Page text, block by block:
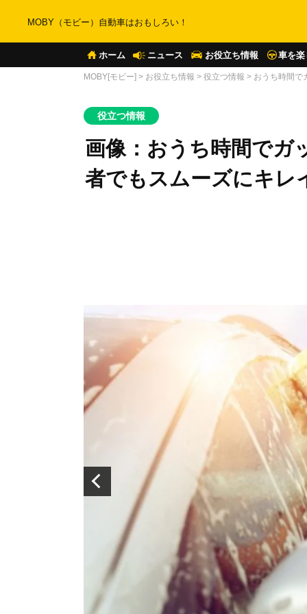
MOBY（モビー）自動車はおもしろい！
ホーム ニュース お役立ち情報 車を楽
MOBY[モビー] > お役立ち情報 > 役立つ情報 > おうち時間で
役立つ情報
画像：おうち時間でガ
者でもスムーズにキレ